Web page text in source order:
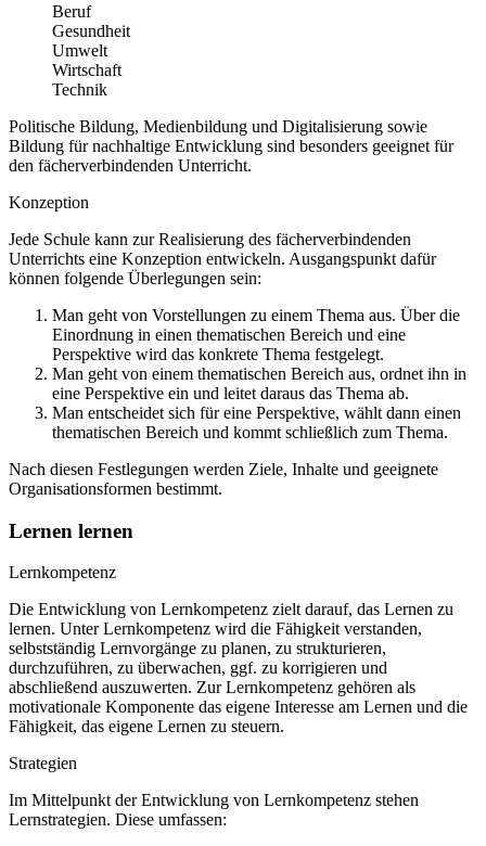
Beruf
Gesundheit
Umwelt
Wirtschaft
Technik
Politische Bildung, Medienbildung und Digitalisierung sowie
Bildung für nachhaltige Entwicklung sind besonders geeignet für
den fächerverbindenden Unterricht.
Konzeption
Jede Schule kann zur Realisierung des fächerverbindenden
Unterrichts eine Konzeption entwickeln. Ausgangspunkt dafür
können folgende Überlegungen sein:
Man geht von Vorstellungen zu einem Thema aus. Über die
Einordnung in einen thematischen Bereich und eine
Perspektive wird das konkrete Thema festgelegt.
Man geht von einem thematischen Bereich aus, ordnet ihn in
eine Perspektive ein und leitet daraus das Thema ab.
Man entscheidet sich für eine Perspektive, wählt dann einen
thematischen Bereich und kommt schließlich zum Thema.
Nach diesen Festlegungen werden Ziele, Inhalte und geeignete
Organisationsformen bestimmt.
Lernen lernen
Lernkompetenz
Die Entwicklung von Lernkompetenz zielt darauf, das Lernen zu
lernen. Unter Lernkompetenz wird die Fähigkeit verstanden,
selbstständig Lernvorgänge zu planen, zu strukturieren,
durchzuführen, zu überwachen, ggf. zu korrigieren und
abschließend auszuwerten. Zur Lernkompetenz gehören als
motivationale Komponente das eigene Interesse am Lernen und die
Fähigkeit, das eigene Lernen zu steuern.
Strategien
Im Mittelpunkt der Entwicklung von Lernkompetenz stehen
Lernstrategien. Diese umfassen: